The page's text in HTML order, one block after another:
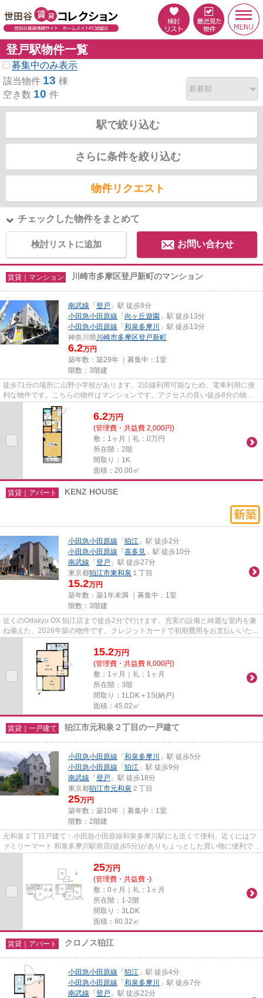
登戸駅物件一覧
募集中のみ表示
該当物件 13 棟
空き数 10 件
駅で絞り込む
さらに条件を絞り込む
物件リクエスト
チェックした物件をまとめて
検討リストに追加 お問い合わせ
賃貸｜マンション 川崎市多摩区登戸新町のマンション
南武線 「登戸 」駅 徒歩8分
小田急小田原線 「向ヶ丘遊園 」駅 徒歩13分
小田急小田原線 「和泉多摩川
」駅 徒歩13分
神奈川県 川崎市多摩区登戸新町
6.2万円
築年数：築29年 ｜募集中： 1室
階数：3階建
徒歩71分の場所に山野小学校があります。2沿線利用可能なため、電車利用に便
利な物件です。こちらの物件はマンションです。アクセスの良い徒歩8分の物件
です。当社スタッフが地域の賃...
6.2万円
(管理費・共益費 2,000円)
敷：1ヶ月｜礼：0万円
所在階：2階
間取り：1K
面積：20.00㎡
賃貸｜アパート KENZ HOUSE
小田急小田原線 「狛江 」駅 徒歩2分
小田急小田原線 「喜多見 」駅 徒歩10分
南武線 「登戸 」駅 徒歩27分
東京都狛江市東和泉 １丁目
15.2万円
築年数：築1年未満 ｜募集中： 1室
階数：3階建
近くのOdakyu OX 狛江店まで徒歩2分で行けます。充実の設備と綺麗な室内を兼
ね備えた、2026年築の物件です。クレジットカードで初期費用をお支払いいただ
ける物件です。最上階の物件で...
15.2万円
(管理費・共益費 8,000円)
敷：1ヶ月｜礼：1ヶ月
所在階：3階
間取り：1LDK＋1S(納戸)
面積：45.02㎡
賃貸｜一戸建て 狛江市元和泉２丁目の一戸建て
小田急小田原線 「和泉多摩川
」駅 徒歩5分
小田急小田原線 「狛江 」駅 徒歩9分
南武線 「登戸 」駅 徒歩18分
東京都狛江市元和泉 ２丁目
25万円
築年数：築10年 ｜募集中： 1室
階数：2階建
元和泉２丁目戸建て：小田急小田原線和泉多摩川駅にも近くて便利。近くにはフ
ァミリーマート 和泉多摩川駅前店(徒歩5分)がありちょっとした買い物に便利で
す。クレジットカードで初期...
25万円
(管理費・共益費 -)
敷：0ヶ月｜礼：1ヶ月
所在階：1-2階
間取り：3LDK
面積：80.32㎡
賃貸｜アパート クロノス狛江
小田急小田原線 「狛江 」駅 徒歩4分
小田急小田原線 「和泉多摩川
」駅 徒歩7分
南武線 「登戸 」駅 徒歩22分